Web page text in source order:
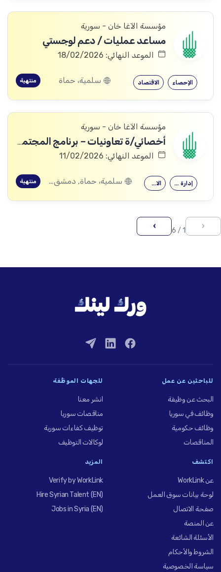
مؤسسة الآغا خان - سورية
مساعد عمليات / دعم لوجستي
الموعد النهائي: 18/02/2026
الاقتصاد الإحصاء سلمية، حماة منتهية
مؤسسة الآغا خان - سورية
أخصائي/ة تعاونيات – برنامج المجتمعات إلى الأسواق
الموعد النهائي: 11/02/2026
الاقتصاد إدارة الأعمال سلمية، حماة, دمشق, طرطوس منتهية
‹
1 / 6
›
للباحثين عن عمل
البحث عن وظيفة
وظائف في سوريا
وظائف حكومية
المناقصات
للجهات الموظِّفة
انشر معنا
مناقصات سوريا
توظيف كفاءات سورية
لوكالات التوظيف
اكتشف
عن WorkLink
لوحة بيانات سوق العمل
صفحة الاتصال
عن المنصة
الأسئلة الشائعة
الشروط والأحكام
سياسة الخصوصية
المزيد
Verify by WorkLink
Hire Syrian Talent (EN)
Jobs in Syria (EN)